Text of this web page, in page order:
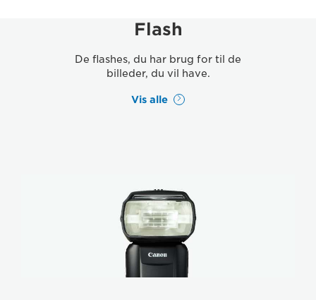
Flash
De flashes, du har brug for til de
billeder, du vil have.
Vis alle